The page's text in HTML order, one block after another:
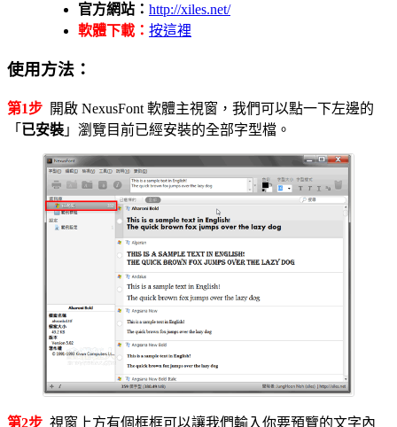
官方網站： http://xiles.net/
軟體下載： 按這裡
使用方法：
第1步 開啟 NexusFont 軟體主視窗，我們可以點一下左邊的
「 已安裝 」瀏覽目前已經安裝的全部字型檔。
第2步 視窗上方有個框框可以讓我們輸入你要預覽的文字內